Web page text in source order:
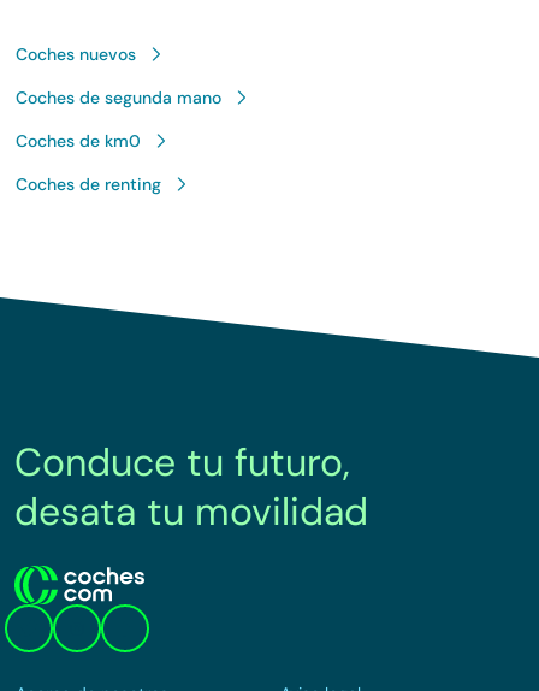
Coches nuevos
Coches de segunda mano
Coches de km0
Coches de renting
Conduce tu futuro,
desata tu movilidad